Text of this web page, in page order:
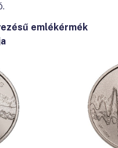
emlékérmék